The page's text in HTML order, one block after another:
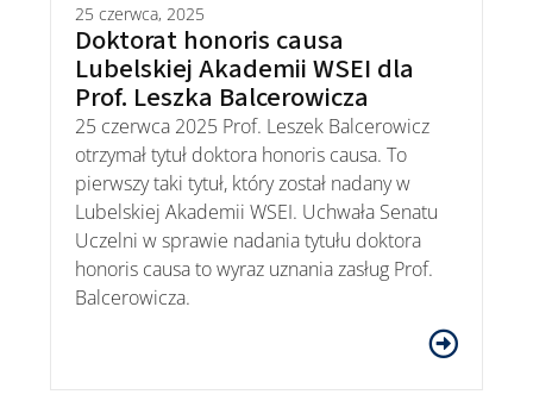
25 czerwca, 2025
Doktorat honoris causa
Lubelskiej Akademii WSEI dla
Prof. Leszka Balcerowicza
25 czerwca 2025 Prof. Leszek Balcerowicz
otrzymał tytuł doktora honoris causa. To
pierwszy taki tytuł, który został nadany w
Lubelskiej Akademii WSEI. Uchwała Senatu
Uczelni w sprawie nadania tytułu doktora
honoris causa to wyraz uznania zasług Prof.
Balcerowicza.